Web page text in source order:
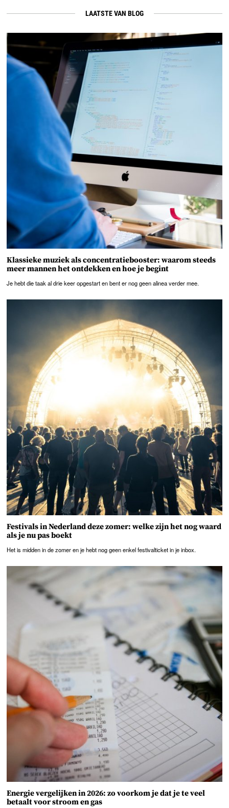
LAATSTE VAN BLOG
Klassieke muziek als concentratiebooster: waarom steeds
meer mannen het ontdekken en hoe je begint
Je hebt die taak al drie keer opgestart en bent er nog geen alinea verder mee.
Festivals in Nederland deze zomer: welke zijn het nog waard
als je nu pas boekt
Het is midden in de zomer en je hebt nog geen enkel festivalticket in je inbox.
Energie vergelijken in 2026: zo voorkom je dat je te veel
betaalt voor stroom en gas